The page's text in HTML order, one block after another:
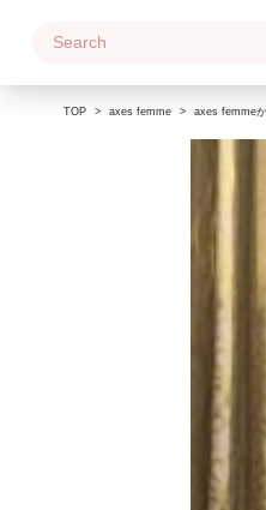
TOP axes femme axes femme